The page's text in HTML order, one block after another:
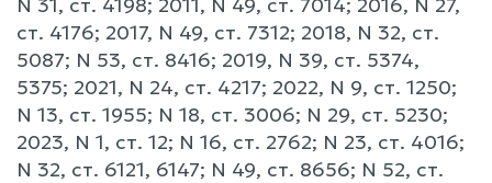
ст. 4176; 2017, N 49, ст. 7312; 2018, N 32, ст.
5087; N 53, ст. 8416; 2019, N 39, ст. 5374,
5375; 2021, N 24, ст. 4217; 2022, N 9, ст. 1250;
N 13, ст. 1955; N 18, ст. 3006; N 29, ст. 5230;
2023, N 1, ст. 12; N 16, ст. 2762; N 23, ст. 4016;
N 32, ст. 6121, 6147; N 49, ст. 8656; N 52, ст.